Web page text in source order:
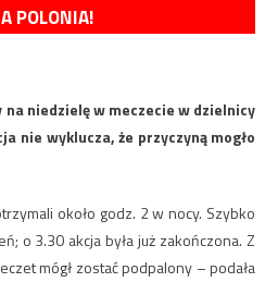
POLONIA!
na niedzielę w meczecie w dzielnicy
nie wyklucza, że przyczyną mogło
około godz. 2 w nocy. Szybko
o 3.30 akcja była już zakończona. Z
mógł zostać podpalony – podała